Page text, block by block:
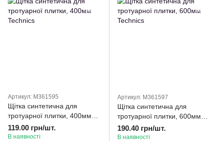
Артикул: M361595
Щітка синтетична для
тротуарної плитки, 400мм
Technics
119.00 грн/шт.
В наявності
Артикул: M361597
Щітка синтетична для
тротуарної плитки, 600мм
Technics
190.40 грн/шт.
В наявності